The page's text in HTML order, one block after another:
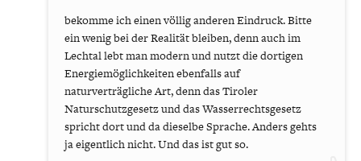
bekomme ich einen völlig anderen Eindruck. Bitte
ein wenig bei der Realität bleiben, denn auch im
Lechtal lebt man modern und nutzt die dortigen
Energiemöglichkeiten ebenfalls auf
naturverträgliche Art, denn das Tiroler
Naturschutzgesetz und das Wasserrechtsgesetz
spricht dort und da dieselbe Sprache. Anders gehts
ja eigentlich nicht. Und das ist gut so.